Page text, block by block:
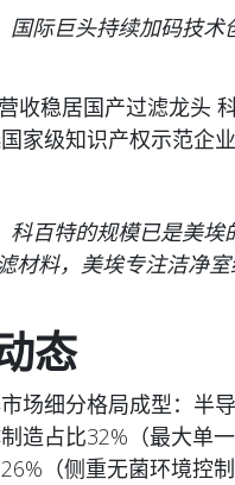
国际巨头持续加码技术
收稳居国产过滤龙头
家级知识产权示范企
科百特的规模已是美
材料，美埃专注洁净室
态
场细分格局成型：半
造占比32%（最大单
（侧重无菌环境控